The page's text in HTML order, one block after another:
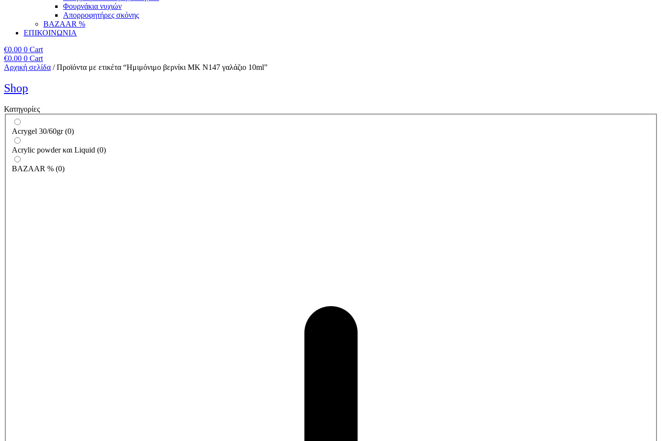
Φουρνάκια νυχιών
Απορροφητήρες σκόνης
BAZAAR %
ΕΠΙΚΟΙΝΩΝΙΑ
€0.00 0 Cart
€0.00 0 Cart
Αρχική σελίδα / Προϊόντα με ετικέτα “Ημιμόνιμο βερνίκι ΜΚ Ν147 γαλάζιο 10ml”
Shop
Κατηγορίες
Acrygel 30/60gr (0)
Acrylic powder και Liquid (0)
BAZAAR % (0)